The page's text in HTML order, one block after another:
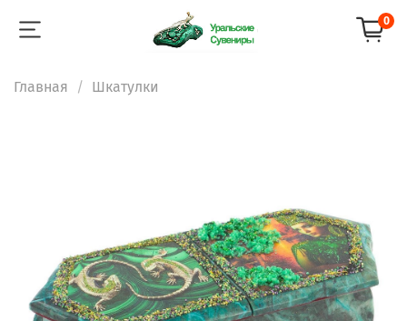
0
Главная Шкатулки